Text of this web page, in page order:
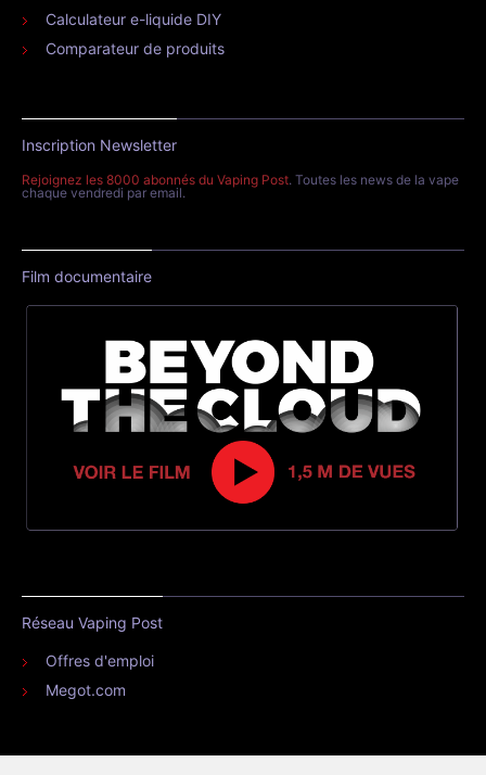
Calculateur e-liquide DIY
Comparateur de produits
Inscription Newsletter
Rejoignez les 8000 abonnés du Vaping Post. Toutes les news de la vape
chaque vendredi par email.
Film documentaire
Réseau Vaping Post
Offres d'emploi
Megot.com